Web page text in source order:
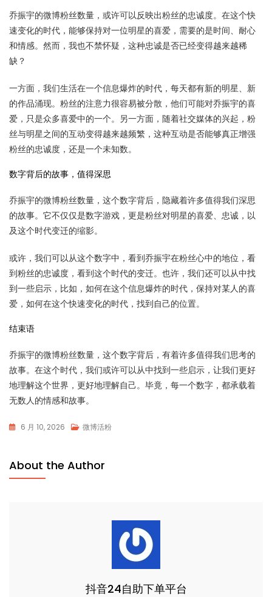
乔振宇的微博粉丝数量，或许可以反映出粉丝的忠诚度。在这个快
速变化的时代，能够保持对一位明星的喜爱，需要的是时间、耐心
和情感。然而，我也不禁怀疑，这种忠诚是否已经变得越来越稀
缺？
一方面，我们生活在一个信息爆炸的时代，每天都有新的明星、新
的作品涌现。粉丝的注意力很容易被分散，他们可能对乔振宇的喜
爱，只是众多喜爱中的一个。另一方面，随着社交媒体的兴起，粉
丝与明星之间的互动变得越来越频繁，这种互动是否能够真正增强
粉丝的忠诚度，还是一个未知数。
数字背后的故事，值得深思
乔振宇的微博粉丝数量，这个数字背后，隐藏着许多值得我们深思
的故事。它不仅仅是数字游戏，更是粉丝对明星的喜爱、忠诚，以
及这个时代变迁的缩影。
或许，我们可以从这个数字中，看到乔振宇在粉丝心中的地位，看
到粉丝的忠诚度，看到这个时代的变迁。也许，我们还可以从中找
到一些启示，比如，如何在这个信息爆炸的时代，保持对某人的喜
爱，如何在这个快速变化的时代，找到自己的位置。
结束语
乔振宇的微博粉丝数量，这个数字背后，有着许多值得我们思考的
故事。在这个时代，我们或许可以从中找到一些启示，让我们更好
地理解这个世界，更好地理解自己。毕竟，每一个数字，都承载着
无数人的情感和故事。
6 月 10, 2026 微博活粉
About the Author
抖音24自助下单平台